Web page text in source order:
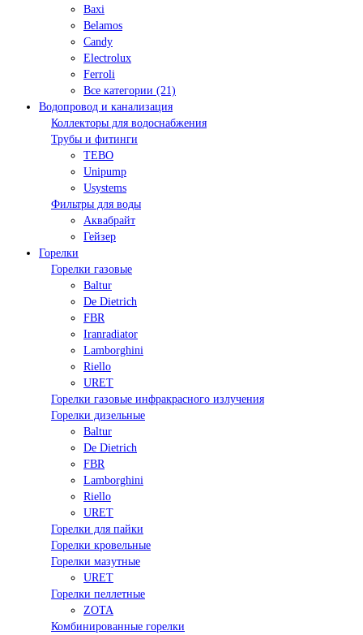
Baxi
Belamos
Candy
Electrolux
Ferroli
Все категории (21)
Водопровод и канализация
Коллекторы для водоснабжения
Трубы и фитинги
TEBO
Unipump
Usystems
Фильтры для воды
Аквабрайт
Гейзер
Горелки
Горелки газовые
Baltur
De Dietrich
FBR
Iranradiator
Lamborghini
Riello
URET
Горелки газовые инфракрасного излучения
Горелки дизельные
Baltur
De Dietrich
FBR
Lamborghini
Riello
URET
Горелки для пайки
Горелки кровельные
Горелки мазутные
URET
Горелки пеллетные
ZOTA
Комбинированные горелки